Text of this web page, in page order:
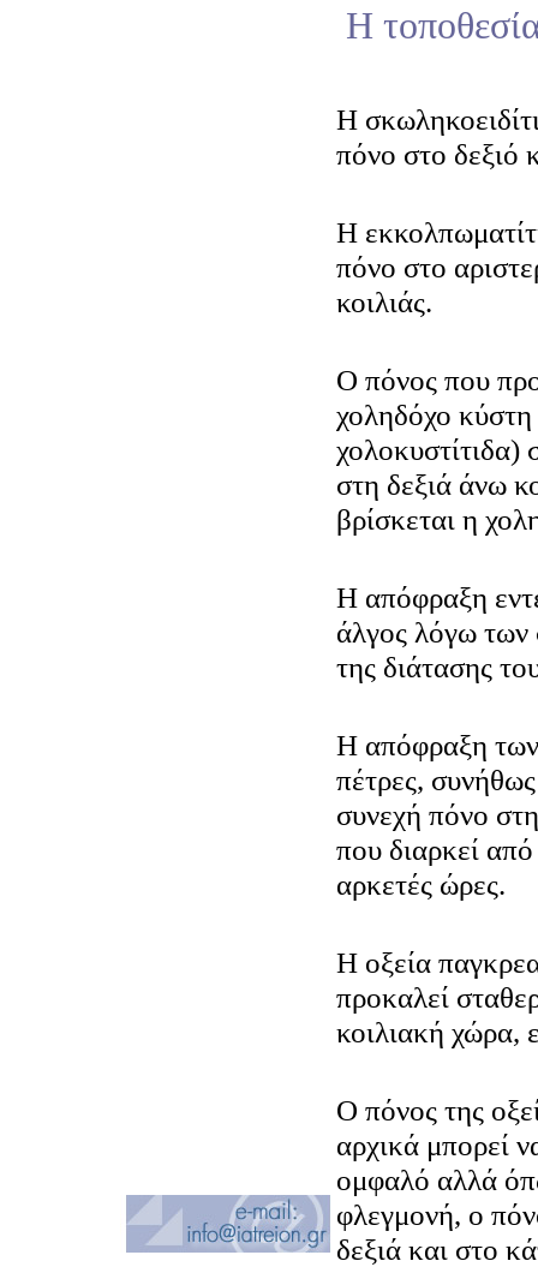
Η
Η
πόνο στο δεξιό
Η
πόνο στο
κοιλιάς.
Ο πόνος που
χοληδόχο
χολοκυστίτιδα)
στη δεξιά άνω
βρίσκεται η
Η απόφραξη
άλγος λόγω
της διάτασης
Η απόφραξη
πέτρες,
συνεχή πόνο
που διαρκεί
αρκετές ώρες.
Η οξεία
προκαλεί
κοιλιακή χώρα,
Ο πόνος της
αρχικά μπορεί
ομφαλό αλλά
φλεγμονή, ο
δεξιά και στο